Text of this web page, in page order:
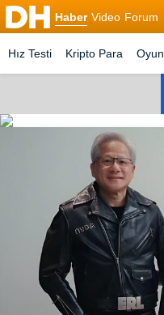
Haber Video Forum
Hız Testi Kripto Para Oyun